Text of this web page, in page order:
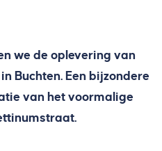
we de oplevering van
Buchten. Een bijzondere
van het voormalige